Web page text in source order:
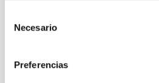
la web aparece cómo evitar las
Si se desea ver otra vez esta
privado y aparecerá de nuevo.
no habiendo aceptado las cookies
Necesario
Preferencias